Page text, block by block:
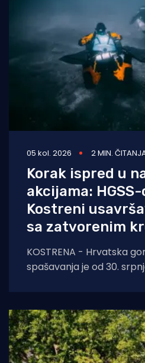
05 kol. 2026 2 MIN.
Korak ispred u
akcijama:
Kostreni
sa zatvorenim
KOSTRENA - Hrvatska
spašavanja je od 30.